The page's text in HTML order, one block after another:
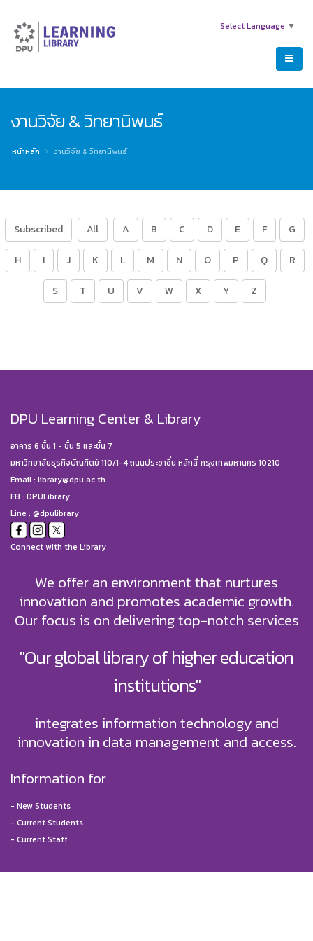
Select Language ▼
งานวิจัย & วิทยานิพนธ์
หน้าหลัก งานวิจัย & วิทยานิพนธ์
Subscribed All A B C D E F G
H I J K L M N O P Q R
S T U V W X Y Z
DPU Learning Center & Library
อาคาร 6 ชั้น 1 - ชั้น 5 และชั้น 7
มหาวิทยาลัยธุรกิจบัณฑิตย์ 110/1-4 ถนนประชาชื่น หลักสี่ กรุงเทพมหานคร 10210
Email : library@dpu.ac.th
FB : DPULibrary
Line : @dpulibrary
Connect with the Library
We offer an environment that nurtures
innovation and promotes academic growth.
Our focus is on delivering top-notch services
"Our global library of higher education
institutions"
integrates information technology and
innovation in data management and access.
Information for
- New Students
- Current Students
- Current Staff